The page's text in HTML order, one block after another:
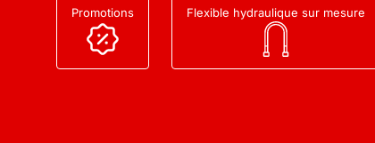
Promotions Flexible hydraulique sur mesure